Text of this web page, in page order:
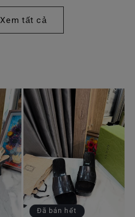
thường
Xem tất cả
Đã bán hết